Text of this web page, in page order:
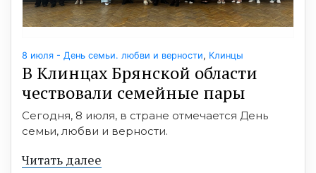
8 июля - День семьи. любви и верности, Клинцы
В Клинцах Брянской области
чествовали семейные пары
Сегодня, 8 июля, в стране отмечается День
семьи, любви и верности.
Читать далее